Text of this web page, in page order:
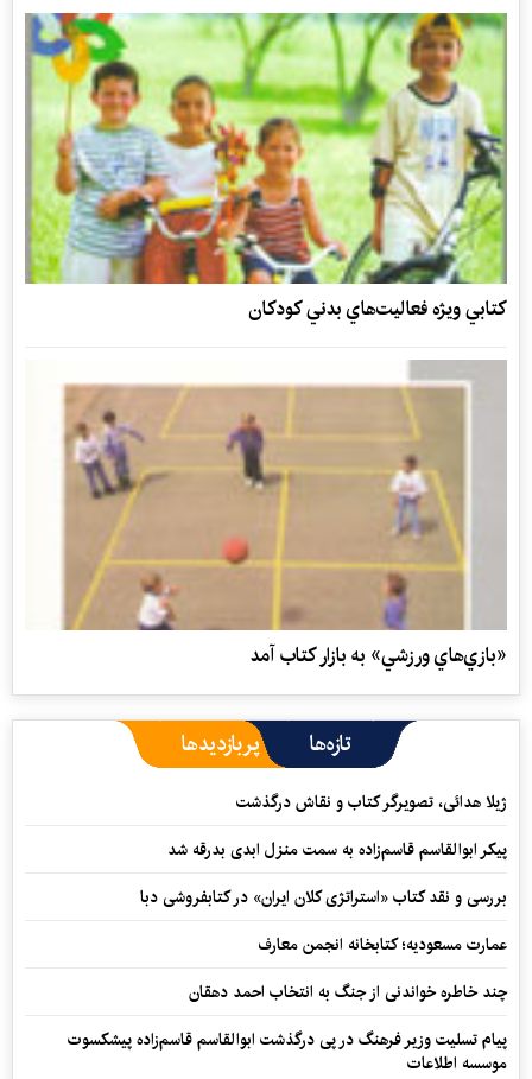
كتابي ويژه فعاليت‌هاي بدني كودكان
«بازي‌هاي ورزشي» به بازار كتاب آمد
تازه‌ها پربازدیدها
ژیلا هدائی، تصویرگر کتاب و نقاش درگذشت
پیکر ابوالقاسم قاسم‌زاده به سمت منزل ابدی بدرقه شد
بررسی و نقد کتاب «استراتژی کلان ایران» در کتابفروشی دبا
عمارت مسعودیه؛ کتابخانه انجمن معارف
چند خاطره خواندنی از جنگ به انتخاب احمد دهقان
پیام تسلیت وزیر فرهنگ در پی درگذشت ابوالقاسم قاسم‌زاده پیشکسوت
موسسه اطلاعات